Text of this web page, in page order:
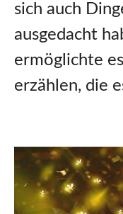
sich auch
ausgedacht
ermöglichte
erzählen, die